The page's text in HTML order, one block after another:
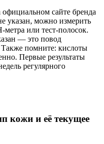
сайте бренда
указан, можно измерить
или тест-полосок.
— это повод
Также помните: кислоты
Первые результаты
регулярного
кожи и её текущее